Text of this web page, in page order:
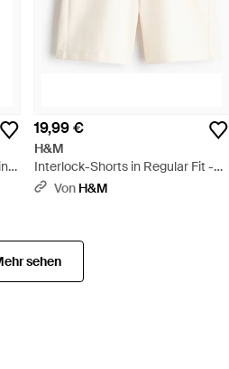
19,99 €
H&M
Interlock-Shorts in Regular Fit -
WeißVon H&M
sehen